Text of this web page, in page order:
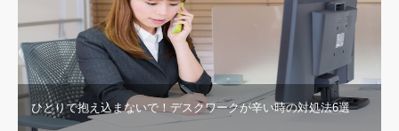
ひとりで抱え込まないで！デスクワークが辛い時の対処法6選